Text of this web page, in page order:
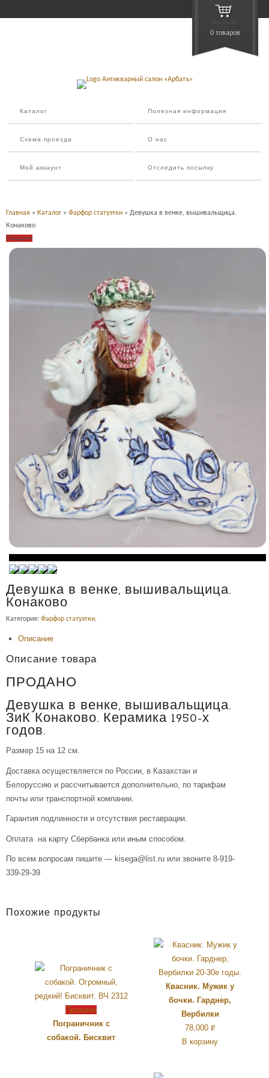
0 товаров
Каталог Полезная информация
Схема проезда О нас
Мой аккаунт Отследить посылку
Главная » Каталог » Фарфор статуэтки » Девушка в венке, вышивальщица.
Конаково
Продано
Девушка в венке, вышивальщица.
Конаково
Категория: Фарфор статуэтки.
Описание
Описание товара
ПРОДАНО
Девушка в венке, вышивальщица.
ЗиК Конаково. Керамика 1950-х
годов.
Размер 15 на 12 см.
Доставка осуществляется по России, в Казахстан и
Белоруссию и рассчитывается дополнительно, по тарифам
почты или транспортной компании.
Гарантия подлинности и отсутствия реставрации.
Оплата на карту Сбербанка или иным способом.
По всем вопросам пишите — kisega@list.ru или звоните 8-919-
339-29-39
Похожие продукты
Продано
Пограничник с
собакой. Бисквит
Квасник. Мужик у
бочки. Гарднер,
Вербилки
78,000 Р
УБ.
В корзину